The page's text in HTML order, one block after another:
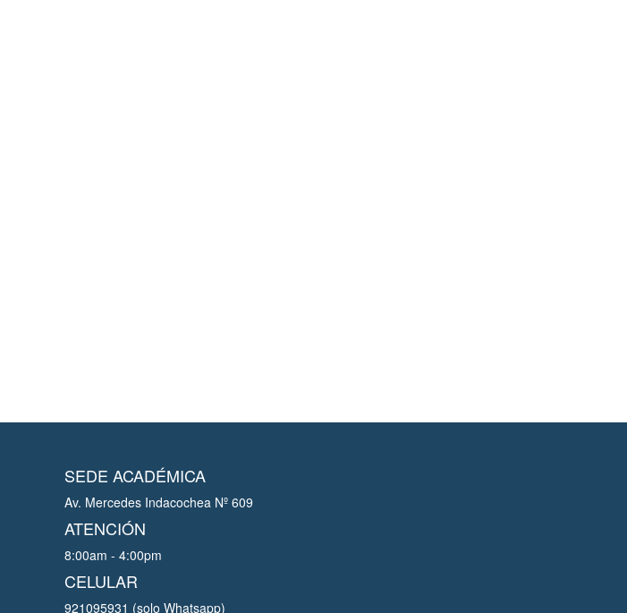
SEDE ACADÉMICA
Av. Mercedes Indacochea Nº 609
ATENCIÓN
8:00am - 4:00pm
CELULAR
921095931 (solo Whatsapp)